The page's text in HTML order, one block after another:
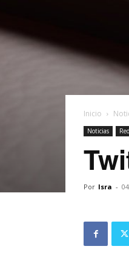
Inicio
Noticias
Por Isra -